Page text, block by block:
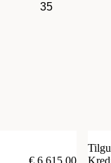
35
€ 6.615,00